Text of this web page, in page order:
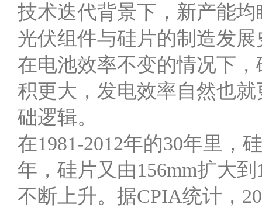
技术迭代背景下，新产能均
光伏组件与硅片的制造发
在电池效率不变的情况下
积更大，发电效率自然也
础逻辑。
在1981-2012年的30年里，
年，硅片又由156mm扩大
不断上升。据CPIA统计，